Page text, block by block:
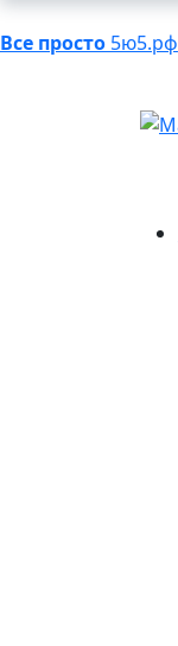
Все просто 5ю5.рф